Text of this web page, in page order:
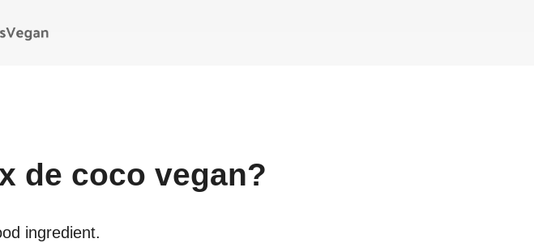
de coco vegan?
ingredient.